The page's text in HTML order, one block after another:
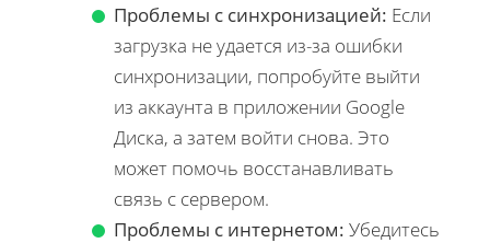
Проблемы с синхронизацией: Если
загрузка не удается из-за ошибки
синхронизации, попробуйте выйти
из аккаунта в приложении Google
Диска, а затем войти снова. Это
может помочь восстанавливать
связь с сервером.
Проблемы с интернетом: Убедитесь